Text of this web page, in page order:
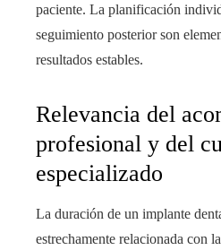
paciente. La planificación
seguimiento posterior son
resultados estables.
Relevancia del
profesional y del
especializado
La duración de un implante
estrechamente relacionada con